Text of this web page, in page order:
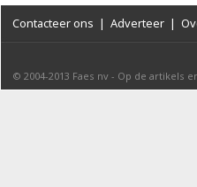
Contacteer ons | Adverteer |
© 2004-2013 Faes nv - Op de artikels